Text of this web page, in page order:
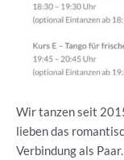
Wir tanzen seit
lieben das
Verbindung als